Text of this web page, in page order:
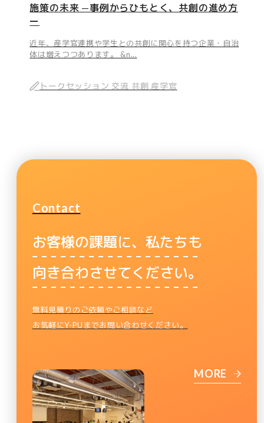
施策の未来 —事例からひもとく、共創の進め方
ー
近年、産学官連携や学生との共創に関心を持つ企業・自治
体は増えつつあります。 &n...
トークセッション 交流 共創 産学官
Contact
お客様の課題に、私たちも
向き合わさせてください。
無料見積りのご依頼やご相談など
お気軽にY-PUまでお問い合わせください。
MORE